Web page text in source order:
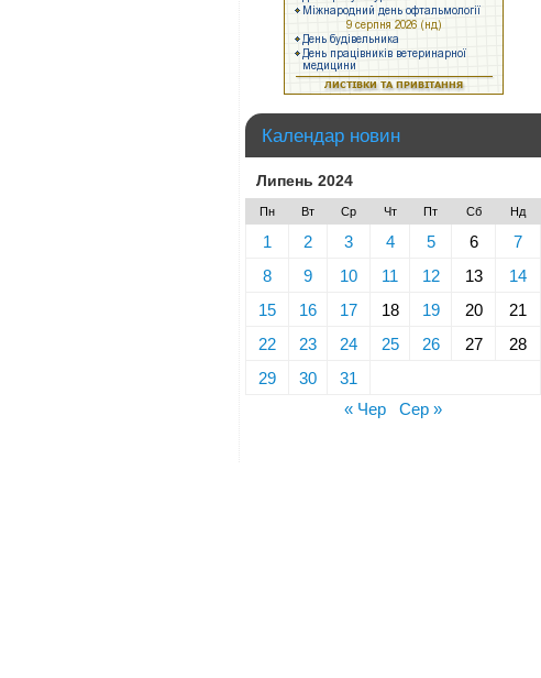
Календар новин
Липень 2024
Пн Вт Ср Чт Пт Сб Нд
1 2 3 4 5 6
7
8
9 10 11 12 13
14
15
16 17 18 19 20
21
22
23 24 25 26 27
28
29
30
31
« Чер
Сер »